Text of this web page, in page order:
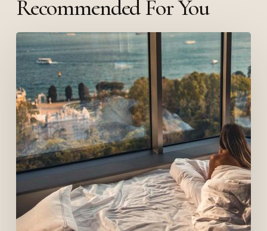
Recommended For You
The
absolute
Salient
vacation
guide